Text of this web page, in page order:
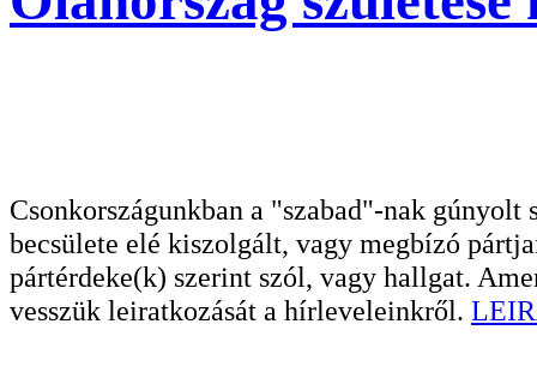
Csonkországunkban a "szabad"-nak
becsülete elé kiszolgált, vagy megbízó
pártérdeke(k) szerint szól, vagy hallgat.
vesszük leiratkozását a hírleveleinkről.